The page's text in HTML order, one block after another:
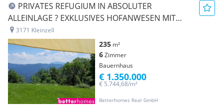
PRIVATES REFUGIUM IN ABSOLUTER
ALLEINLAGE ? EXKLUSIVES HOFANWESEN MIT
UNVERBAUBAREM PANORAMABLICK
3171 Kleinzell
235 m²
6Zimmer
Bauernhaus
Betterhomes Real GmbH
€ 5.744,68/m²
€ 1.350.000